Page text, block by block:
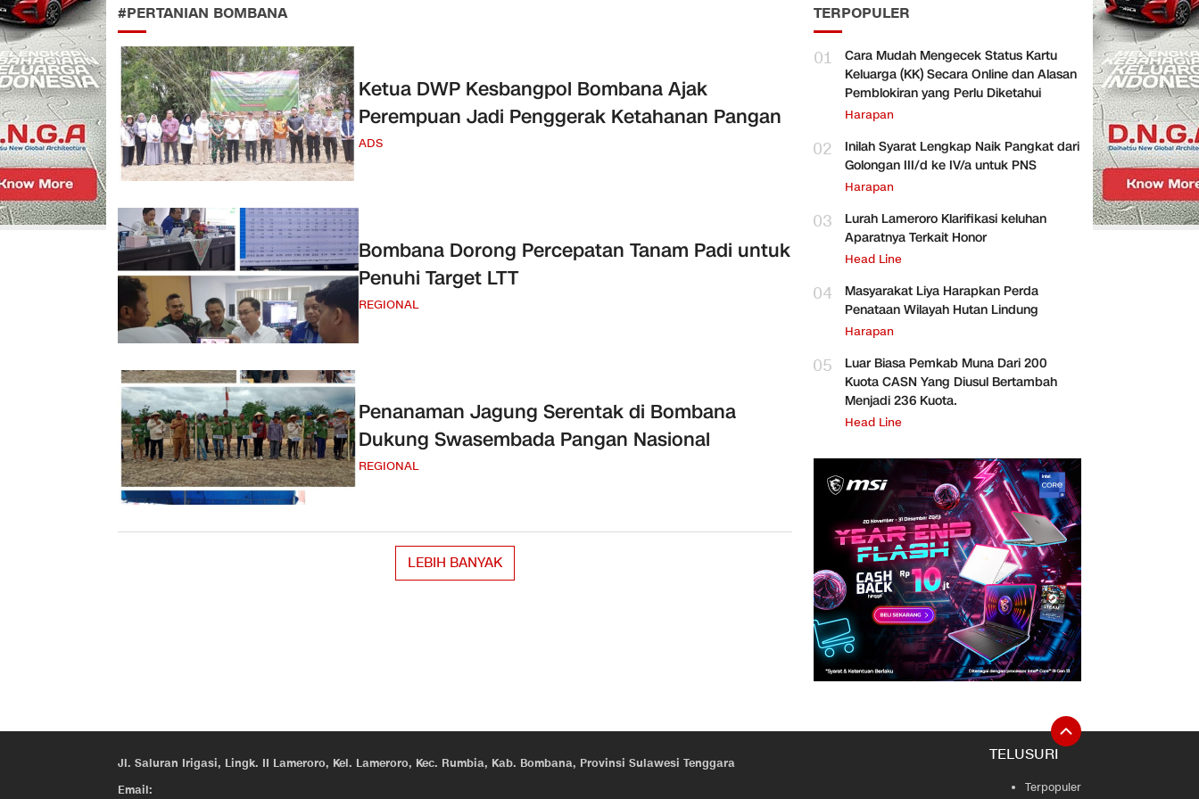
#PERTANIAN BOMBANA
Ketua DWP Kesbangpol Bombana Ajak
Perempuan Jadi Penggerak Ketahanan Pangan
ADS
Bombana Dorong Percepatan Tanam Padi untuk
Penuhi Target LTT
REGIONAL
Penanaman Jagung Serentak di Bombana
Dukung Swasembada Pangan Nasional
REGIONAL
LEBIH BANYAK
TERPOPULER
01
Cara Mudah Mengecek Status Kartu
Keluarga (KK) Secara Online dan Alasan
Pemblokiran yang Perlu Diketahui
Harapan
02
Inilah Syarat Lengkap Naik Pangkat dari
Golongan III/d ke IV/a untuk PNS
Harapan
03
Lurah Lameroro Klarifikasi keluhan
Aparatnya Terkait Honor
Head Line
04
Masyarakat Liya Harapkan Perda
Penataan Wilayah Hutan Lindung
Harapan
05
Luar Biasa Pemkab Muna Dari 200
Kuota CASN Yang Diusul Bertambah
Menjadi 236 Kuota.
Head Line
Jl. Saluran Irigasi, Lingk. II Lameroro, Kel. Lameroro, Kec. Rumbia, Kab. Bombana, Provinsi Sulawesi Tenggara
Email:
TELUSURI
Terpopuler